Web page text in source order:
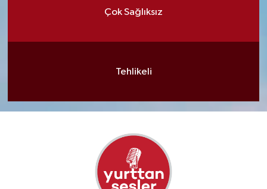
Çok Sağlıksız
Tehlikeli